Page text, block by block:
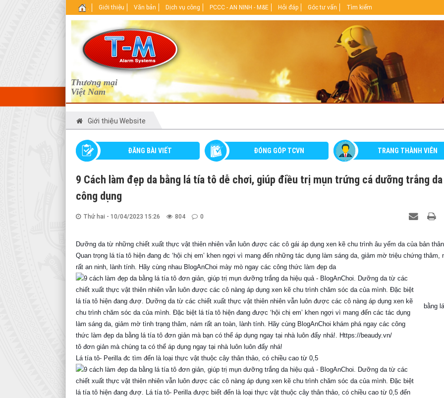
Thương mại
Việt Nam
. Giới thiệu Văn bản Dịch vụ công PCCC - AN NINH - M&E Hỏi đáp Góc tư vấn Tìm kiếm
Giới thiệu Website
ĐĂNG BÀI VIẾT ĐÓNG GÓP TCVN TRANG THÀNH VIÊN
9 Cách làm đẹp da bằng lá tía tô dễ chơi, giúp điều trị mụn trứng cá dưỡng trắng da
công dụng
Thứ hai - 10/04/2023 15:26 804 0
Dưỡng da từ những chiết xuất thực vật thiên nhiên vẫn luôn được các cô gái áp dụng xen kẽ chu trình âu yếm da của bản
Quan trọng lá tía tô hiện đang đc ‘hội chị em’ khen ngợi vì mang đến những tác dụng làm sáng da, giảm mờ triệu chứng thâm,
rất an ninh, lành tính. Hãy cùng nhau BlogAnChoi mày mò ngay các công thức làm đẹp da
bằng
tô đơn giản mà chúng ta có thể áp dụng ngay tại nhà luôn luôn đấy nhá!
Lá tía tô- Perilla đc tìm đến là loại thực vật thuộc cây thân thảo, có chiều cao từ 0,5